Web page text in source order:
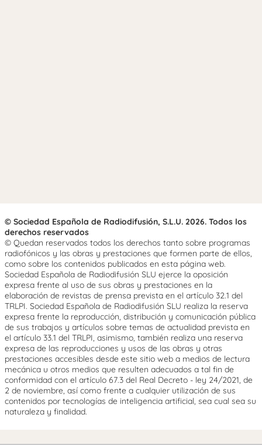
© Sociedad Española de Radiodifusión, S.L.U. 2026. Todos los
derechos reservados
© Quedan reservados todos los derechos tanto sobre programas
radiofónicos y las obras y prestaciones que formen parte de ellos,
como sobre los contenidos publicados en esta página web.
Sociedad Española de Radiodifusión SLU ejerce la oposición
expresa frente al uso de sus obras y prestaciones en la
elaboración de revistas de prensa prevista en el artículo 32.1 del
TRLPI. Sociedad Española de Radiodifusión SLU realiza la reserva
expresa frente la reproducción, distribución y comunicación pública
de sus trabajos y artículos sobre temas de actualidad prevista en
el artículo 33.1 del TRLPI, asimismo, también realiza una reserva
expresa de las reproducciones y usos de las obras y otras
prestaciones accesibles desde este sitio web a medios de lectura
mecánica u otros medios que resulten adecuados a tal fin de
conformidad con el artículo 67.3 del Real Decreto - ley 24/2021, de
2 de noviembre, así como frente a cualquier utilización de sus
contenidos por tecnologías de inteligencia artificial, sea cual sea su
naturaleza y finalidad.